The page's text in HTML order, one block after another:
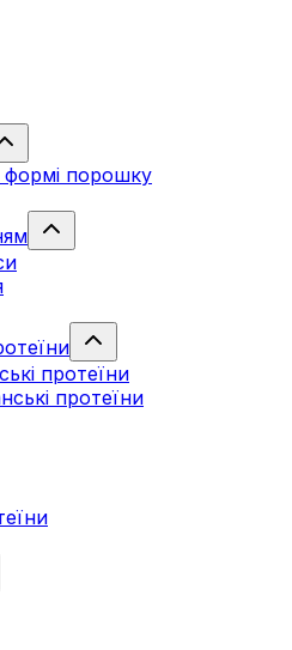
формі порошку
протеїни
протеїни